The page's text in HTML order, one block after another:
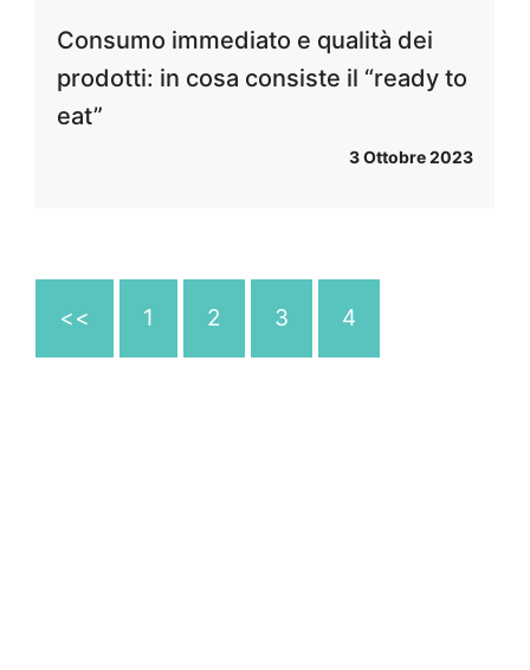
Consumo immediato e qualità dei
prodotti: in cosa consiste il “ready to
eat”
3 Ottobre 2023
<< 1 2 3 4